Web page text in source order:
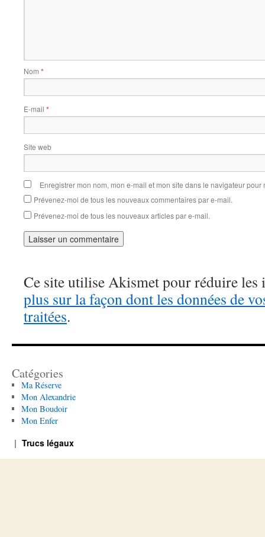
Nom *
E-mail *
Site web
Enregistrer mon nom, mon e-mail et mon site dans le navigateur
Prévenez-moi de tous les nouveaux commentaires par e-mail.
Prévenez-moi de tous les nouveaux articles par e-mail.
Ce site utilise Akismet pour réduire les
plus sur la façon dont les données de
traitées.
Catégories
Ma Réserve
Mon Alexandrie
Mon Boudoir
Mon Enfer
Trucs légaux